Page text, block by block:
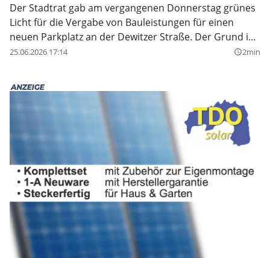
Der Stadtrat gab am vergangenen Donnerstag grünes
Licht für die Vergabe von Bauleistungen für einen
neuen Parkplatz an der Dewitzer Straße. Der Grund ist
allerdings eine weitaus größere Maßnahme.
25.06.2026 17:14 query_builder2min